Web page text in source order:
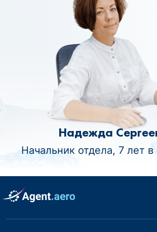
Надежда
Начальник отдела, 7 лет